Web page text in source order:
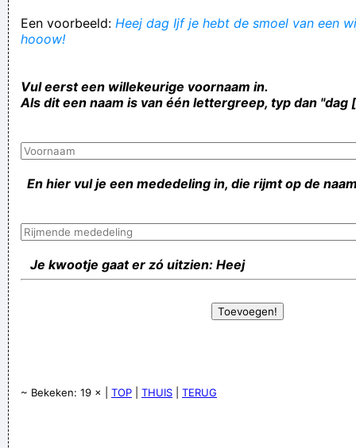
Een voorbeeld: Heej dag Ijf je hebt de smoel van een
hooow!
Vul eerst een willekeurige voornaam in.
Als dit een naam is van één lettergreep, typ dan "dag
En hier vul je een mededeling in, die rijmt op de
Je kwootje gaat er zó uitzien: Heej
~ Bekeken: 19 × | TOP THUIS TERUG